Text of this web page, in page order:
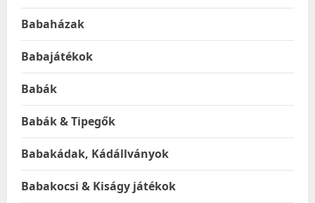
Babaházak
Babajátékok
Babák
Babák & Tipegők
Babakádak, Kádállványok
Babakocsi & Kiságy játékok